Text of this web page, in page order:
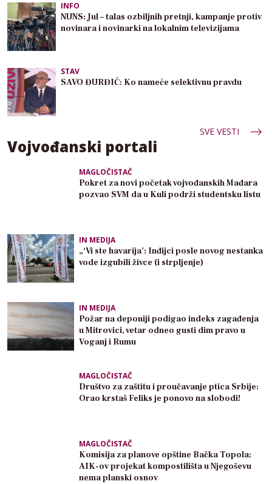
INFO
NUNS: Jul – talas ozbiljnih pretnji, kampanje protiv
novinara i novinarki na lokalnim televizijama
STAV
SAVO ĐURĐIĆ: Ko nameće selektivnu pravdu
SVE VESTI
Vojvođanski portali
MAGLOČISTAČ
Pokret za novi početak vojvođanskih Mađara
pozvao SVM da u Kuli podrži studentsku listu
IN MEDIJA
„‘Vi ste havarija’: Inđijci posle novog nestanka
vode izgubili živce (i strpljenje)
IN MEDIJA
Požar na deponiji podigao indeks zagađenja
u Mitrovici, vetar odneo gusti dim pravo u
Voganj i Rumu
MAGLOČISTAČ
Društvo za zaštitu i proučavanje ptica Srbije:
Orao krstaš Feliks je ponovo na slobodi!
MAGLOČISTAČ
Komisija za planove opštine Bačka Topola:
AIK-ov projekat kompostilišta u Njegoševu
nema planski osnov